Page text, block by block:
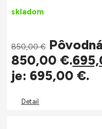
skladom
850,00€
850,00 €.
je: 695,00 €.
Detail